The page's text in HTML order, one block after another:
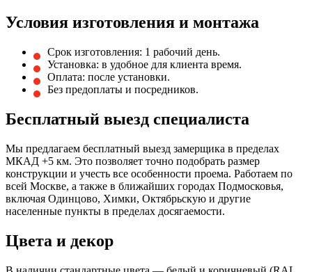
Условия изготовления и монтажа
Срок изготовления: 1 рабочий день.
Установка: в удобное для клиента время.
Оплата: после установки.
Без предоплаты и посредников.
Бесплатный выезд специалиста
Мы предлагаем бесплатный выезд замерщика в пределах
МКАД +5 км. Это позволяет точно подобрать размер
конструкции и учесть все особенности проема. Работаем по
всей Москве, а также в ближайших городах Подмосковья,
включая Одинцово, Химки, Октябрьскую и другие
населенные пункты в пределах досягаемости.
Цвета и декор